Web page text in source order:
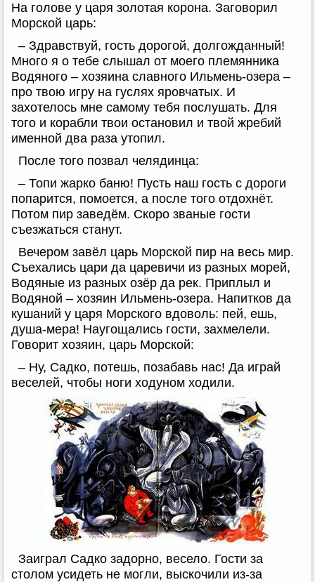
На голове у царя золотая корона. Заговорил
Морской царь:
– Здравствуй, гость дорогой, долгожданный!
Много я о тебе слышал от моего племянника
Водяного – хозяина славного Ильмень-озера –
про твою игру на гуслях яровчатых. И
захотелось мне самому тебя послушать. Для
того и корабли твои остановил и твой жребий
именной два раза утопил.
После того позвал челядинца:
– Топи жарко баню! Пусть наш гость с дороги
попарится, помоется, а после того отдохнёт.
Потом пир заведём. Скоро званые гости
съезжаться станут.
Вечером завёл царь Морской пир на весь мир.
Съехались цари да царевичи из разных морей,
Водяные из разных озёр да рек. Приплыл и
Водяной – хозяин Ильмень-озера. Напитков да
кушаний у царя Морского вдоволь: пей, ешь,
душа-мера! Наугощались гости, захмелели.
Говорит хозяин, царь Морской:
– Ну, Садко, потешь, позабавь нас! Да играй
веселей, чтобы ноги ходуном ходили.
Заиграл Садко задорно, весело. Гости за
столом усидеть не могли, выскочили из-за